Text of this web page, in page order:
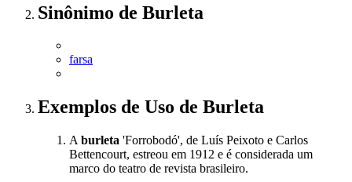
Sinônimo de Burleta
farsa
Exemplos de Uso de Burleta
A burleta 'Forrobodó', de Luís Peixoto e Carlos
Bettencourt, estreou em 1912 e é considerada um
marco do teatro de revista brasileiro.